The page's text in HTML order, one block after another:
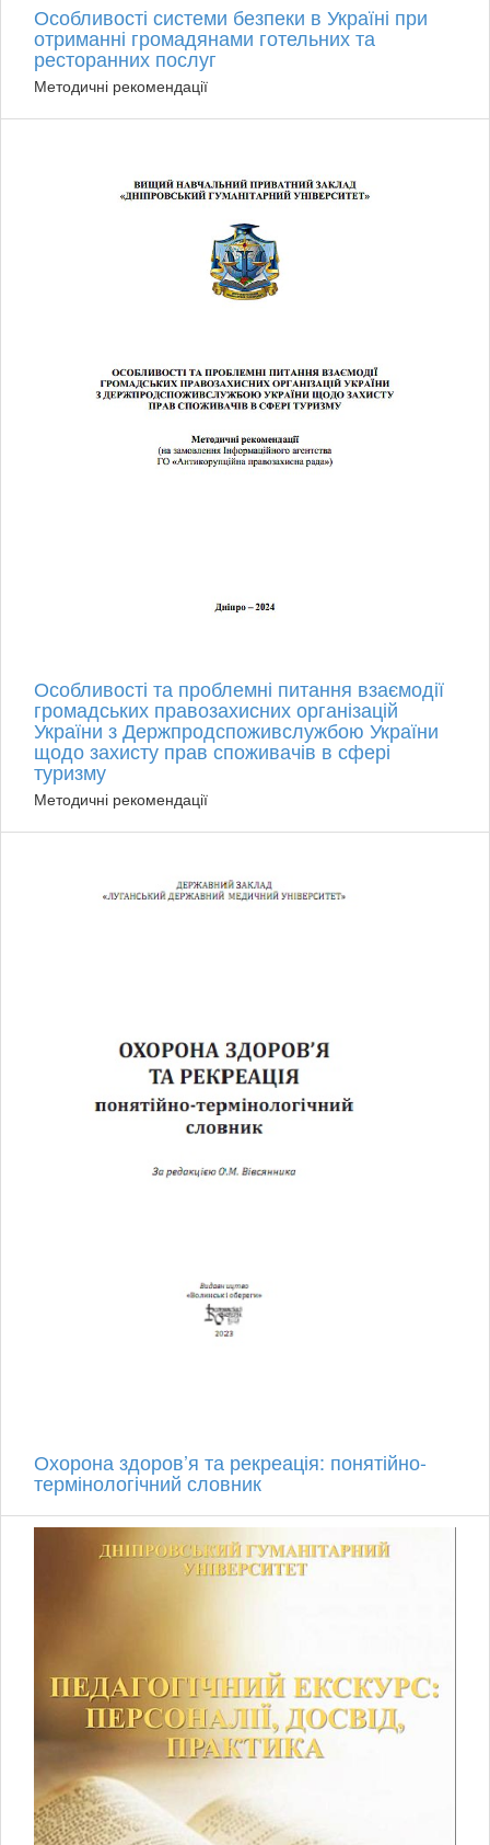
Особливості системи безпеки в Україні при
отриманні громадянами готельних та
ресторанних послуг
Методичні рекомендації
Особливості та проблемні питання взаємодії
громадських правозахисних організацій
України з Держпродспоживслужбою України
щодо захисту прав споживачів в сфері
туризму
Методичні рекомендації
Охорона здоров’я та рекреація: понятійно-
термінологічний словник